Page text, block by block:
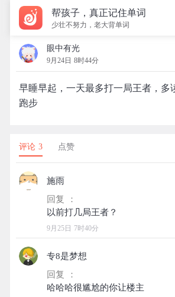
帮孩子，真正记住单词
少壮不努力，老大背单词
眼中有光
9月24日 8时44分
早睡早起，一天最多打一局王者，多
跑步
评论 3 点赞
施雨
回复 ：
9月25日 7时40分
专8是梦想
回复 ：